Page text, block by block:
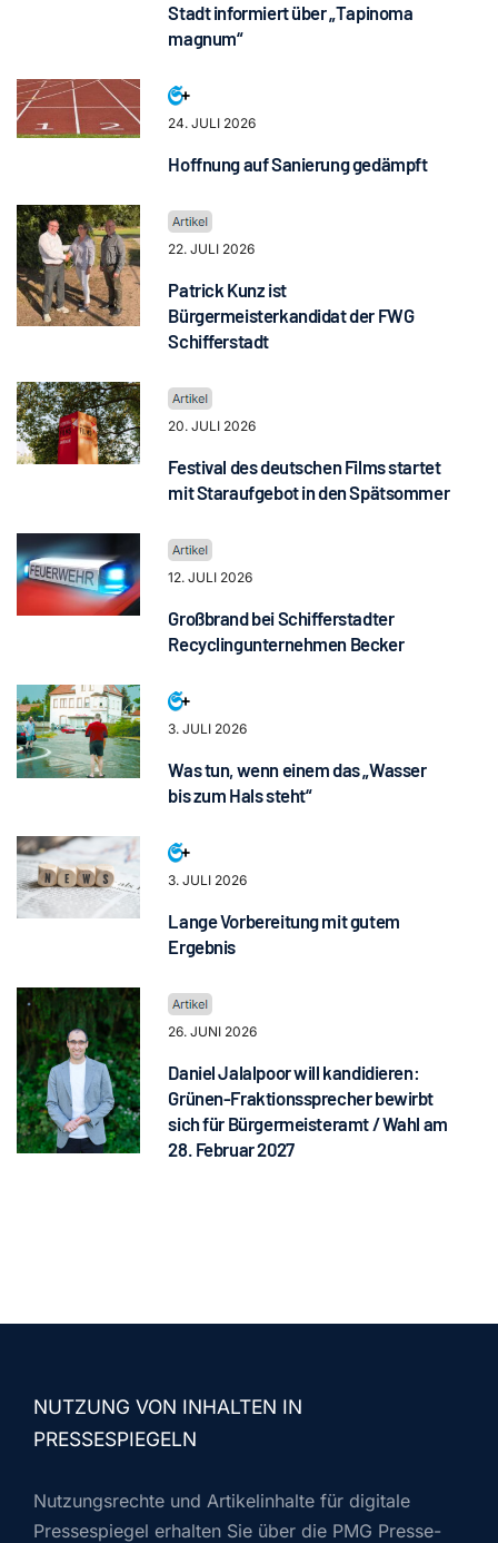
Stadt informiert über „Tapinoma
magnum“
24. JULI 2026
Hoffnung auf Sanierung gedämpft
22. JULI 2026
Patrick Kunz ist
Bürgermeisterkandidat der FWG
Schifferstadt
20. JULI 2026
Festival des deutschen Films startet
mit Staraufgebot in den Spätsommer
12. JULI 2026
Großbrand bei Schifferstadter
Recyclingunternehmen Becker
3. JULI 2026
Was tun, wenn einem das „Wasser
bis zum Hals steht“
3. JULI 2026
Lange Vorbereitung mit gutem
Ergebnis
26. JUNI 2026
Daniel Jalalpoor will kandidieren:
Grünen-Fraktionssprecher bewirbt
sich für Bürgermeisteramt / Wahl am
28. Februar 2027
NUTZUNG VON INHALTEN IN
PRESSESPIEGELN
Nutzungsrechte und Artikelinhalte für digitale
Pressespiegel erhalten Sie über die PMG Presse-